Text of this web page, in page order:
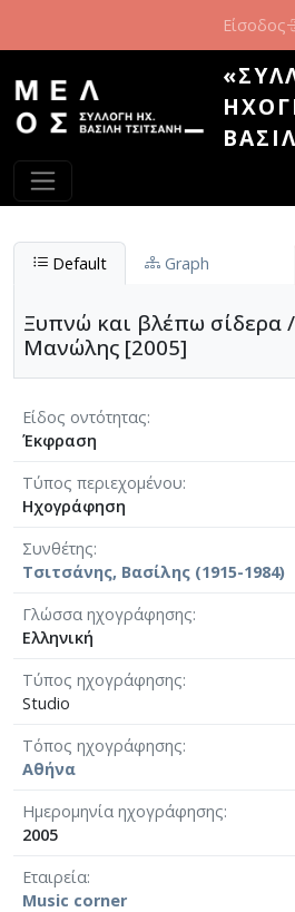
Είσοδος
Default Graph
Ξυπνώ και βλέπω σίδερα
Μανώλης [2005]
Είδος οντότητας
Έκφραση
Τύπος περιεχομένου
Ηχογράφηση
Συνθέτης
Τσιτσάνης, Βασίλης (1915-1984)
Γλώσσα ηχογράφησης
Ελληνική
Τύπος ηχογράφησης
Studio
Τόπος ηχογράφησης
Αθήνα
Ημερομηνία ηχογράφησης
2005
Εταιρεία
Music corner